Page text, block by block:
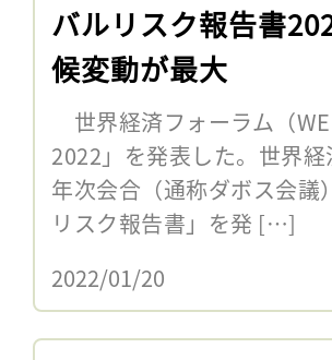
バルリスク報告書
候変動が最大
世界経済フォーラム（
2022」を発表した。世界
年次会合（通称ダボス会
リスク報告書」を発 […]
2022/01/20